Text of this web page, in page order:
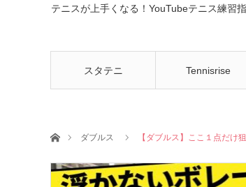
テニスが上手くなる！YouTubeテニス練
スタテニ Tennisrise
ホームダブルス 【ダブルス】ここ１点だけ